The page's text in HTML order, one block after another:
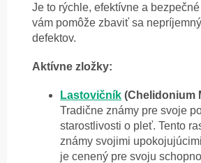
Je to rýchle, efektívne a
vám pomôže zbaviť sa
defektov.
Aktívne zložky:
Lastovičník (Chelidonium
Tradične známy pre svoje
starostlivosti o pleť. Tento
známy svojimi
je cenený pre svoju